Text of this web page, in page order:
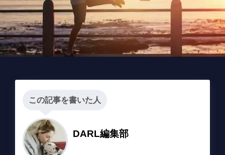
この記事を書いた人
DARL編集部